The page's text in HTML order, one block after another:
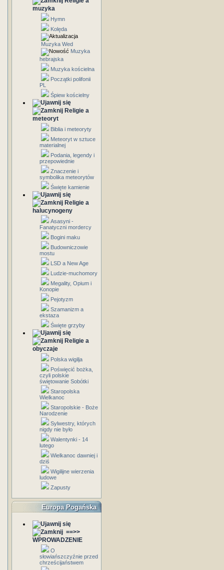
muzyka
Hymn
Kolęda
Muzyka Wed
Muzyka
hebrajska
Muzyka kościelna
Początki polifonii
PL
Śpiew kościelny
Religie a
meteoryt
Biblia i meteoryty
Meteoryt w sztuce
materialnej
Podania, legendy i
przepowiednie
Znaczenie i
symbolika meteorytów
Święte kamienie
Religie a
halucynogeny
Asasyni -
Fanatyczni mordercy
Bogini maku
Budowniczowie
mostu
LSD a New Age
Ludzie-muchomory
Megality, Opium i
Konopie
Pejotyzm
Szamanizm a
ekstaza
Święte grzyby
Religie a
obyczaje
Polska wigilja
Poświęcić bożka,
czyli polskie
świętowanie Sobótki
Staropolska
Wielkanoc
Staropolskie - Boże
Narodzenie
Sylwestry, których
nigdy nie było
Walentynki - 14
lutego
Wielkanoc dawniej i
dziś
Wigilijne wierzenia
ludowe
Zapusty
Europa Pogańska
==>>
WPROWADZENIE
O
słowiańszczyźnie przed
chrześcijaństwem